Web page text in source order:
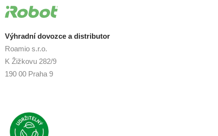
Výhradní dovozce a distributor
Roamio s.r.o.
K Žižkovu 282/9
190 00 Praha 9